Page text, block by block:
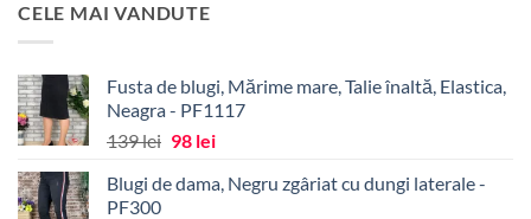
fost: 34 lei.
CELE MAI VANDUTE
Fusta de blugi, Mărime mare, Talie înaltă, Elastica,
Neagra - PF1117
139lei Prețul
a
98 leiPrețul
este:
Blugi de dama, Negru zgâriat cu dungi laterale -
PF300